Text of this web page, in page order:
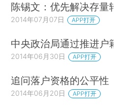
陈锡文：优先解决存量
2014年07月07日 APP打开
中央政治局通过推进户
2014年06月30日 APP打开
追问落户资格的公平性
2014年06月20日 APP打开